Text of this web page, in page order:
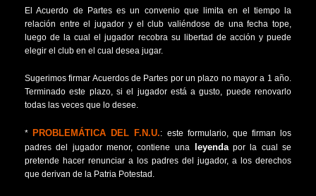
El Acuerdo de Partes es un convenio que limita en el tiempo la
relación entre el jugador y el club valiéndose de una fecha tope,
luego de la cual el jugador recobra su libertad de acción y puede
elegir el club en el cual desea jugar.
Sugerimos firmar Acuerdos de Partes por un plazo no mayor a 1 año.
Terminado este plazo, si el jugador está a gusto, puede renovarlo
todas las veces que lo desee.
* PROBLEMÁTICA DEL F.N.U.: este formulario, que firman los
padres del jugador menor, contiene unaleyendapor la cual se
pretende hacer renunciar a los padres del jugador, a los derechos
que derivan de la Patria Potestad.